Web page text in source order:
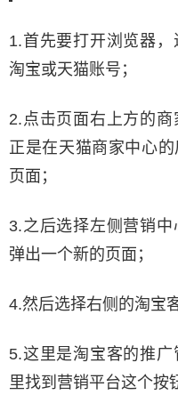
1.首先要打开浏览器
淘宝或天猫账号；
2.点击页面右上方的
正是在天猫商家中心
页面；
3.之后选择左侧营销
弹出一个新的页面；
4.然后选择右侧的淘宝
5.这里是淘宝客的推
里找到营销平台这个按